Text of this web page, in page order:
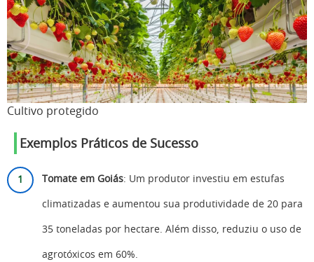
Cultivo protegido
Exemplos Práticos de Sucesso
Tomate em Goiás: Um produtor investiu em estufas
climatizadas e aumentou sua produtividade de 20 para
35 toneladas por hectare. Além disso, reduziu o uso de
agrotóxicos em 60%.